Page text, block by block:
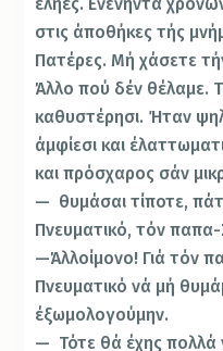
στις άποθήκες τής
Πατέρες. Μή χάσετε
Άλλο πού δέν θέλαμε.
καθυστέρησι. Ήταν
άμφίεσι και
και πρόσχαρος σάν
— θυμάσαι τίποτε,
Πνευμα­τικό, τόν
—Άλλοίμονο! Γιά τόν
Πνευματικό νά μή
έξωμολογούμην.
— Τότε θά έχης πολλά